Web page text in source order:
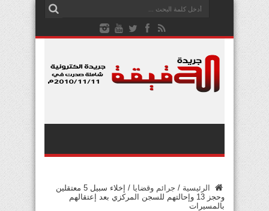
الرئيسية / جرائم وقضايا /
إخلاء سبيل 5 معتقلين
وحجز 13 وإحالتهم للسجن المركزي بعد إعتقالهم
بالمسيرات